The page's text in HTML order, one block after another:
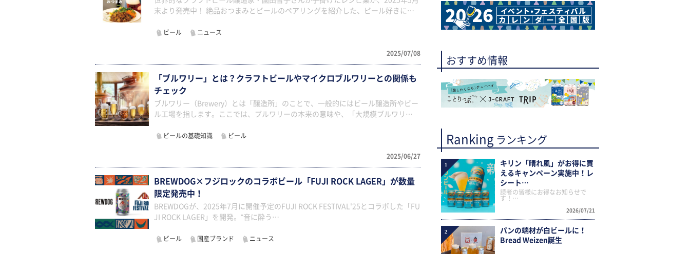
末より発売中！ 絶品おつまみとビールのペアリングを紹介した、ビール好きに…
ビール ニュース
2025/07/08
「ブルワリー」とは？クラフトビールやマイクロブルワリーとの関係も
チェック
ブルワリー（Brewery）とは「醸造所」のことで、一般的にはビール醸造所やビー
ル工場を指します。ここでは、ブルワリーの本来の意味や、「大規模ブルワリ…
ビールの基礎知識 ビール
2025/06/27
BREWDOG×フジロックのコラボビール「FUJI ROCK LAGER」が数量
限定発売中！
BREWDOGが、2025年7月に開催予定のFUJI ROCK FESTIVAL'25とコラボした「FU
JI ROCK LAGER」を開発。"音に酔う…
ビール 国産ブランド ニュース
おすすめ情報
Ranking ランキング
1
キリン「晴れ風」がお得に買
えるキャンペーン実施中！レ
シート…
2026/07/21
読者の皆様にお得なお知らせで
す！…
2
パンの端材が白ビールに！
Bread Weizen誕生